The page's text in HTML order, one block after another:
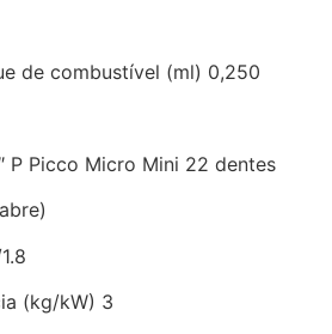
de combustível (ml) 0,250
P Picco Micro Mini 22 dentes
(kg/kW) 3